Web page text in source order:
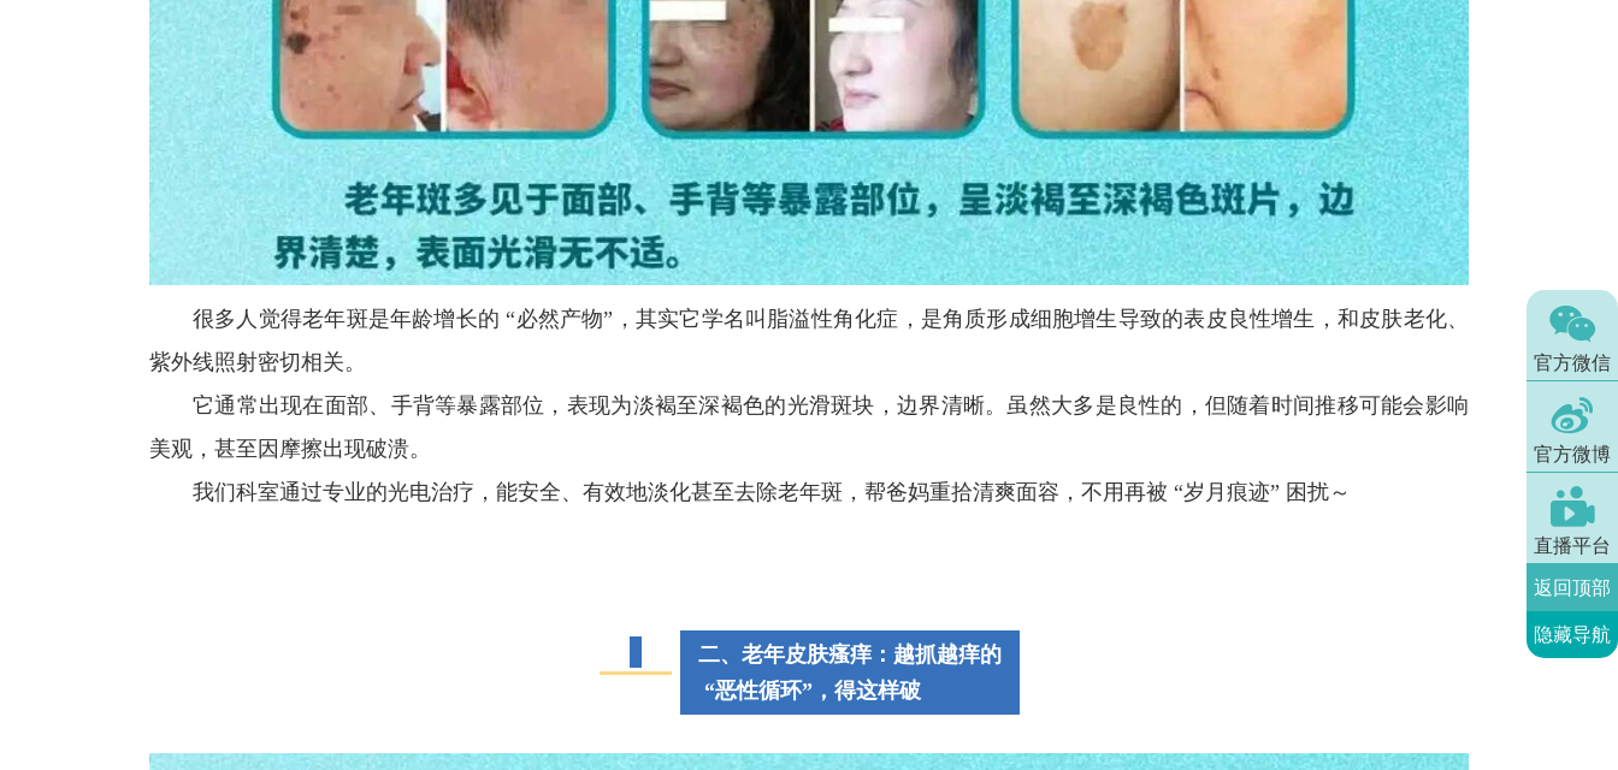

官方微信

官方微博

直播平台
返回顶部
隐藏导航
很多人觉得老年斑是年龄增长的 “必然产物”，其实它学名叫 脂溢性角化症 ，是角质形成细胞增生导致的表皮良性增生，和皮肤老化、
紫外线照射密切相关。
它通常出现在面部、手背等暴露部位，表现为淡褐至深褐色的光滑斑块，边界清晰。虽然大多是良性的，但随着时间推移可能会影响
美观，甚至因摩擦出现破溃。
我们科室通过专业的光电治疗，能安全、有效地淡化甚至去除老年斑，帮爸妈重拾清爽面容，不用再被 “岁月痕迹” 困扰～
二、老年皮肤瘙痒：越抓越痒的
“恶性循环”，得这样破